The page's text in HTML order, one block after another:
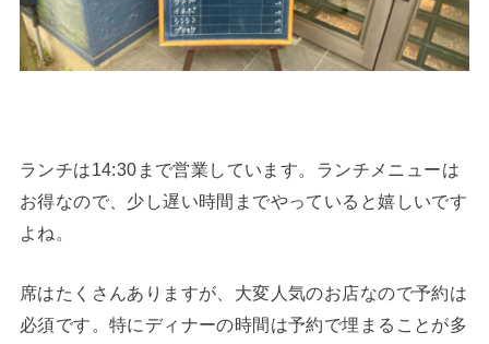
ランチは14:30まで営業しています。ランチメニューは
お得なので、少し遅い時間までやっていると嬉しいです
よね。
席はたくさんありますが、大変人気のお店なので予約は
必須です。特にディナーの時間は予約で埋まることが多